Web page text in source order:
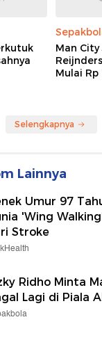
Man
Mulai Rp
Selengkapnya
Lainnya
Umur 97
'Wing
Stroke
Ridho Minta
Lagi di Piala